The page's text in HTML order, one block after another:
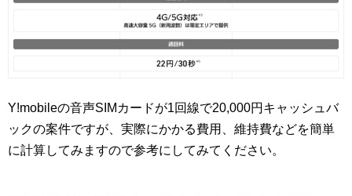
Y!mobileの音声SIMカードが1回線で20,000円キャッシュバ
ックの案件ですが、実際にかかる費用、維持費などを簡単
に計算してみますので参考にしてみてください。